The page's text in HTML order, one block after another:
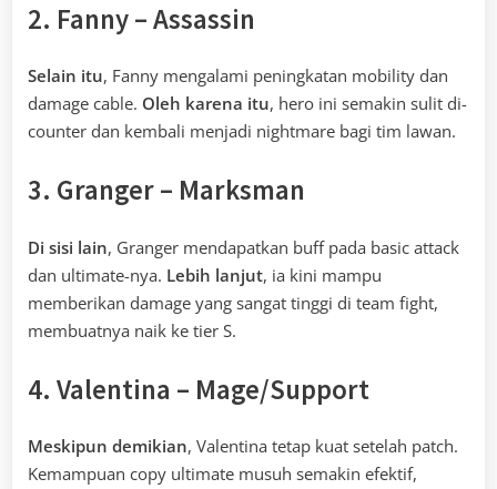
2. Fanny – Assassin
Selain itu, Fanny mengalami peningkatan mobility dan
damage cable. Oleh karena itu, hero ini semakin sulit di-
counter dan kembali menjadi nightmare bagi tim lawan.
3. Granger – Marksman
Di sisi lain, Granger mendapatkan buff pada basic attack
dan ultimate-nya. Lebih lanjut, ia kini mampu
memberikan damage yang sangat tinggi di team fight,
membuatnya naik ke tier S.
4. Valentina – Mage/Support
Meskipun demikian, Valentina tetap kuat setelah patch.
Kemampuan copy ultimate musuh semakin efektif,